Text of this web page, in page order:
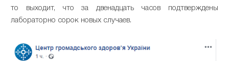
то выходит, что за двенадцать часов подтверждены
лабораторно сорок новых случаев.